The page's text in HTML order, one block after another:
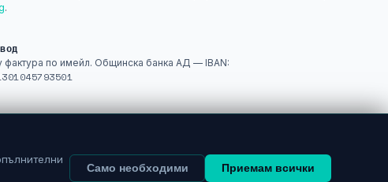
Само необходими Приемам всички
.
по имейл. Общинска банка АД — IBAN: